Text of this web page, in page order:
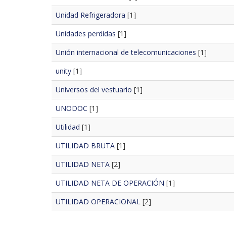
Unidad Refrigeradora [1]
Unidades perdidas [1]
Unión internacional de telecomunicaciones [1]
unity [1]
Universos del vestuario [1]
UNODOC [1]
Utilidad [1]
UTILIDAD BRUTA [1]
UTILIDAD NETA [2]
UTILIDAD NETA DE OPERACIÓN [1]
UTILIDAD OPERACIONAL [2]